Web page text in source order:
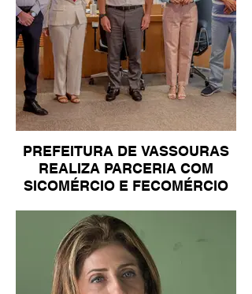
PREFEITURA DE VASSOURAS
REALIZA PARCERIA COM
SICOMÉRCIO E FECOMÉRCIO